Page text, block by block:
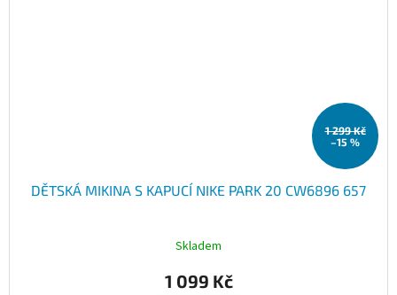
1 299 Kč
–15 %
DĚTSKÁ MIKINA S KAPUCÍ NIKE PARK 20 CW6896 657
Skladem
1 099 Kč